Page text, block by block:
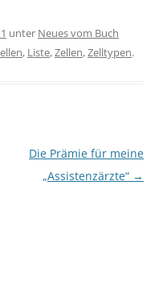
unter Neues vom Buch
, Liste,Zellen,Zelltypen.
Die Prämie für meine
„Assistenzärzte“ →